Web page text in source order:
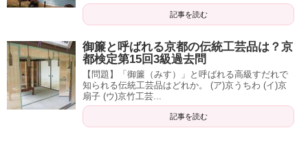
記事を読む
御簾と呼ばれる京都の伝統工芸品は？京
都検定第15回3級過去問
【問題】「御簾（みす）」と呼ばれる高級すだれで
知られる伝統工芸品はどれか。 (ア)京うちわ (イ)京
扇子 (ウ)京竹工芸...
記事を読む